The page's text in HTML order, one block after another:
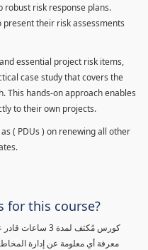
robust risk response plans.
their risk assessments
essential project risk items,
case study that covers the
This hands-on approach enables
to their own projects.
( PDUs ) on renewing all other
for this course?
كورس مٌكثف
معرفة أي معلومة عن إدارة